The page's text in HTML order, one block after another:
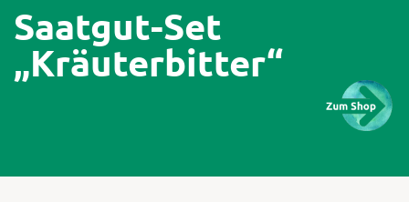
Kontakt
Saatgut-Set
„Kräuterbitter“